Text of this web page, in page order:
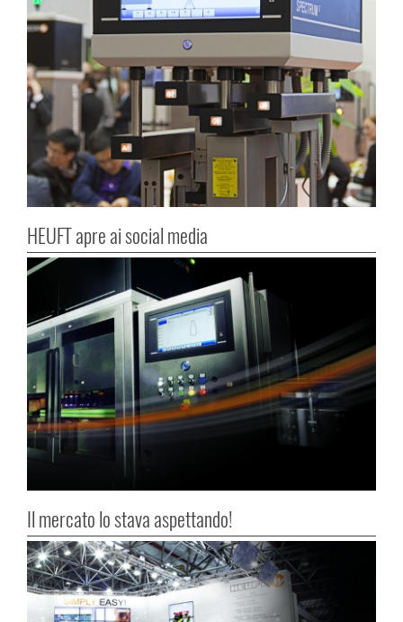
HEUFT apre ai social media
Il mercato lo stava aspettando!